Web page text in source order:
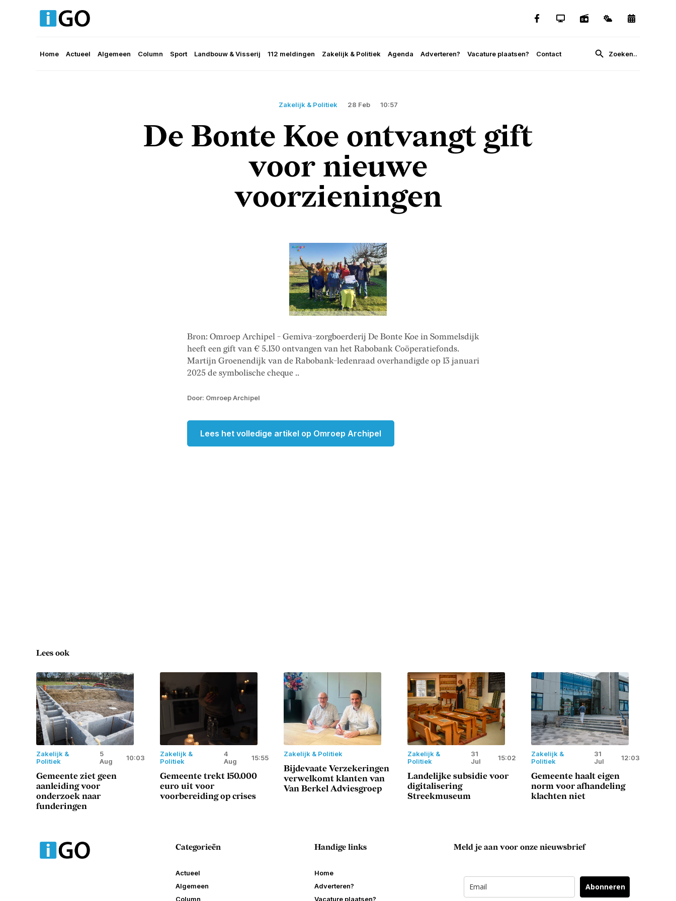
Home Actueel Algemeen Column Sport Landbouw & Visserij 112 meldingen Zakelijk & Politiek Agenda Adverteren? Vacature plaatsen? Contact
Zakelijk & Politiek 28 Feb 10:57
De Bonte Koe ontvangt gift
voor nieuwe
voorzieningen
Bron: Omroep Archipel - Gemiva-zorgboerderij De Bonte Koe in Sommelsdijk
heeft een gift van € 5.130 ontvangen van het Rabobank Coöperatiefonds.
Martijn Groenendijk van de Rabobank-ledenraad overhandigde op 13 januari
2025 de symbolische cheque ..
Door: Omroep Archipel
Lees het volledige artikel op Omroep Archipel
Lees ook
Zakelijk &
Politiek
5
Aug
10:03
Gemeente ziet geen
aanleiding voor
onderzoek naar
funderingen
Zakelijk &
Politiek
4
Aug
15:55
Gemeente trekt 150.000
euro uit voor
voorbereiding op crises
Zakelijk & Politiek
Bijdevaate Verzekeringen
verwelkomt klanten van
Van Berkel Adviesgroep
Zakelijk &
Politiek
31
Jul
15:02
Landelijke subsidie voor
digitalisering
Streekmuseum
Zakelijk &
Politiek
31
Jul
12:03
Gemeente haalt eigen
norm voor afhandeling
klachten niet
Categorieën
Actueel
Algemeen
Column
Handige links
Home
Adverteren?
Vacature plaatsen?
Meld je aan voor onze nieuwsbrief
Abonneren